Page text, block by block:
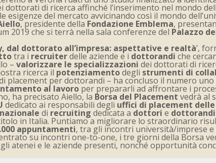
dottorati di ricerca affinché l’inserimento nel mondo
esigenze del mercato avvicinando così il mondo
, presidente della Fondazione Emblema,
2019 che si terrà nella sala conferenze del Palazzo
dal dottorato all’impresa: aspettative e realtà’,
tra i recruiterdelle aziende e i dottorandi che
– valorizzare le specializzazioni dei dottorati di
ricerca il potenziamentodegli strumenti di
placement per dottorandi – ha concluso il numero uno
al lavoro per prepararli ad affrontare i
ha precisato Aiello, la Borsa del Placement vedrà al
dedicato ai responsabili degli uffici di placement
di recruiting dedicata a dottori e
in Italia. Puntiamo a migliorare lo straordinario
appuntamenti, tra gli incontri università/imprese e
su incontri one-to-one, i tre giorni della Borsa
atenei e le aziende presenti, nonché opportunità